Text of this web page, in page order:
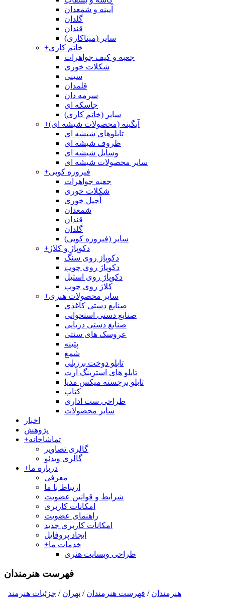
آیینه و شمعدان
گلدان
قندان
سایر (میناکاری)
+خاتم کاری
جعبه و کیف جواهرات
شکلات خوری
سینی
قلمدان
سرمه دان
جاسکه ای
سایر (خاتم کاری)
+آبگینه (محصولات شیشه ای)
تابلوهای شیشه ای
ظروف شیشه ای
وسایل شیشه ای
سایر محصولات شیشه ای
+فیروزه کوبی
جعبه جواهرات
شکلات خوری
آجیل خوری
شمعدان
قندان
گلدان
سایر (فیروزه کوبی)
+دکوپاژ و کلاژ
دکوپاژ روی سنگ
دکوپاژ روی چوب
دکوپاژ روی استیل
کلاژ روی چوب
+سایر محصولات هنری
صنایع دستی کاغذی
صنایع دستی استخوانی
صنایع دستی دریایی
عروسک های سنتی
پتینه
شمع
تابلو دوخت برزیلی
تابلو های استرینگ آرت
تابلو برجسته میکس مدیا
کتاب
طراحی ست اداری
سایر محصولات
اخبار
پژوهش
+تماشاخانه
گالری تصاویر
گالری ویدئو
+درباره ما
معرفی
ارتباط با ما
شرایط و قوانین عضویت
امکانات کاربری
راهنمای عضویت
امکانات کاربری جدید
ایجاد پروفایل
+خدمات ما
طراحی وبسایت هنری
فهرست هنرمندان
هنرمندان / فهرست هنرمندان / تهران / جزئیات هنرمند